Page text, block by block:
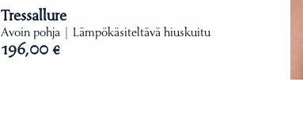
Tressallure
Avoin pohja | Lämpökäsiteltävä hiuskuitu
196,00 €